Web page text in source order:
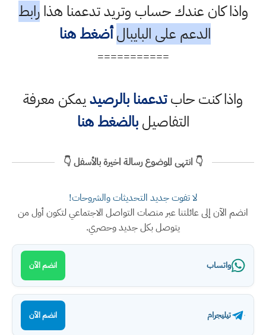
واذا كان عندك حساب وتريد تدعمنا هذارابط
الدعم على البايبال أضغط هنا
===========
واذا كنت حابتدعمنا بالرصيديمكن معرفة
التفاصيلبالضغط هنا
👇 انتهى الموضوع رسالة اخيرة بالأسفل 👇
لا تفوت جديد التحديثات والشروحات!
انضم الآن إلى عائلتنا عبر منصات التواصل الاجتماعي لتكون أول من
يتوصل بكل جديد وحصري.
واتساب انضم الآن
تيليجرام انضم الآن